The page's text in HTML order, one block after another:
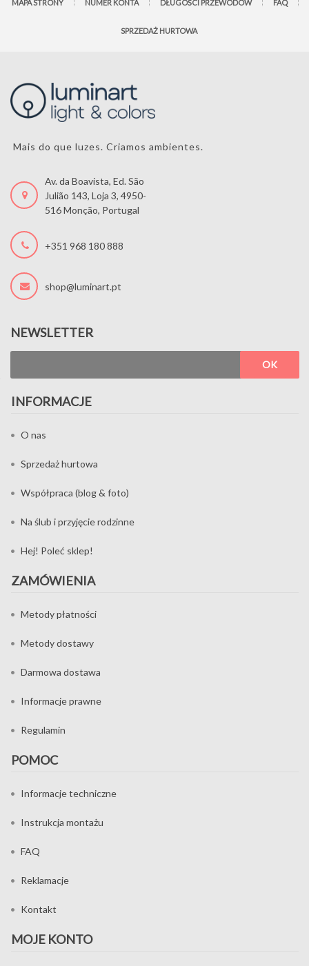
MAPA STRONY NUMER KONTA DŁUGOŚCI PRZEWODÓW FAQ
SPRZEDAŻ HURTOWA
Mais do que luzes. Criamos ambientes.
Av. da Boavista, Ed. São
Julião 143, Loja 3, 4950-
516 Monção, Portugal
+351 968 180 888
shop@luminart.pt
NEWSLETTER
OK
INFORMACJE
O nas
Sprzedaż hurtowa
Współpraca (blog & foto)
Na ślub i przyjęcie rodzinne
Hej! Poleć sklep!
ZAMÓWIENIA
Metody płatności
Metody dostawy
Darmowa dostawa
Informacje prawne
Regulamin
POMOC
Informacje techniczne
Instrukcja montażu
FAQ
Reklamacje
Kontakt
MOJE KONTO